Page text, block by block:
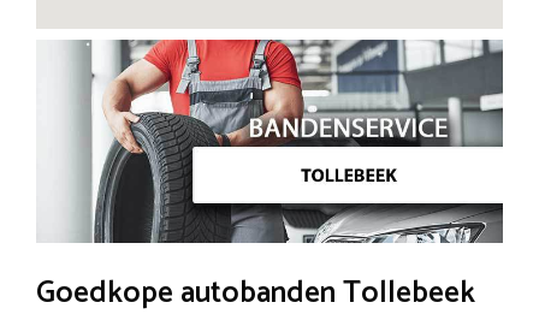
Goedkope autobanden Tollebeek